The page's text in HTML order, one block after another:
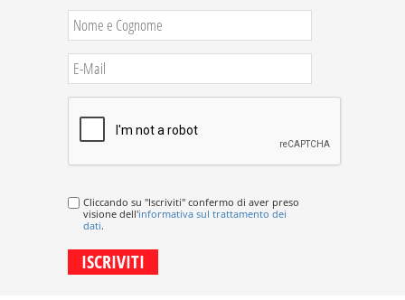
Cliccando su "Iscriviti" confermo di aver preso
visione dell'informativa sul trattamento dei
dati.